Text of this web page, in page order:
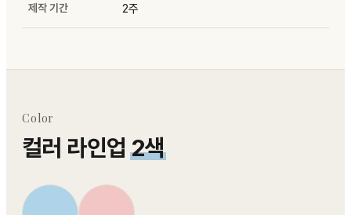
제작 기간 2주
Color
컬러 라인업2색